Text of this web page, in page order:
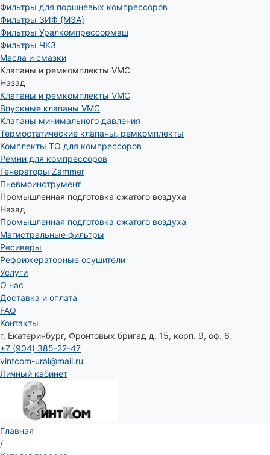
Фильтры для поршневых компрессоров
Фильтры ЗИФ (МЗА)
Фильтры Уралкомпрессормаш
Фильтры ЧКЗ
Масла и смазки
Клапаны и ремкомплекты VMC
Назад
Клапаны и ремкомплекты VMC
Впускные клапаны VMC
Клапаны минимального давления
Термостатические клапаны, ремкомплекты
Комплекты ТО для компрессоров
Ремни для компрессоров
Генераторы Zammer
Пневмоинструмент
Промышленная подготовка сжатого воздуха
Назад
Промышленная подготовка сжатого воздуха
Магистральные фильтры
Ресиверы
Рефрижераторные осушители
Услуги
О нас
Доставка и оплата
FAQ
Контакты
г. Екатеринбург, Фронтовых бригад д. 15, корп. 9, оф. 6
+7 (904) 385-22-47
vintcom-ural@mail.ru
Личный кабинет
Главная
/